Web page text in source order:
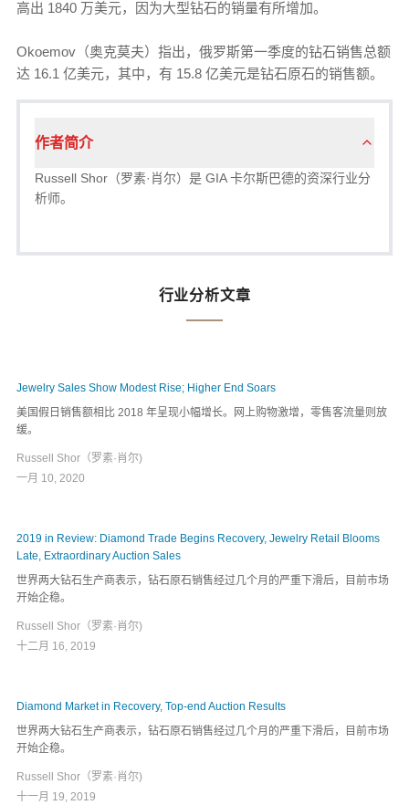
高出 1840 万美元，因为大型钻石的销量有所增加。
Okoemov（奥克莫夫）指出，俄罗斯第一季度的钻石销售总额
达 16.1 亿美元，其中，有 15.8 亿美元是钻石原石的销售额。
作者简介
Russell Shor（罗素·肖尔）是 GIA 卡尔斯巴德的资深行业分
析师。
行业分析文章
Jewelry Sales Show Modest Rise; Higher End Soars
美国假日销售额相比 2018 年呈现小幅增长。网上购物激增，零售客流量则放
缓。
Russell Shor（罗素·肖尔)
一月 10, 2020
2019 in Review: Diamond Trade Begins Recovery, Jewelry Retail Blooms
Late, Extraordinary Auction Sales
世界两大钻石生产商表示，钻石原石销售经过几个月的严重下滑后，目前市场
开始企稳。
Russell Shor（罗素·肖尔)
十二月 16, 2019
Diamond Market in Recovery, Top-end Auction Results
世界两大钻石生产商表示，钻石原石销售经过几个月的严重下滑后，目前市场
开始企稳。
Russell Shor（罗素·肖尔)
十一月 19, 2019